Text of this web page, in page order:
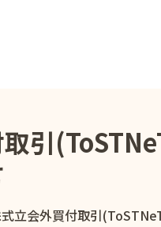
引
立会外買付取引